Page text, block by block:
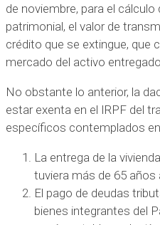
de noviembre, para el cálculo
patrimonial, el valor de
crédito que se extingue, que
mercado del activo entregado.
No obstante lo anterior, la
estar exenta en el IRPF del
específicos contemplados
La entrega de la
tuviera más de 65 años
El pago de deudas
bienes integrantes del